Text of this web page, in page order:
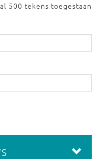
500 tekens toegestaan